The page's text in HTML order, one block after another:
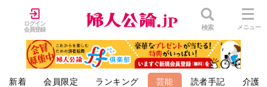
ログイン
会員登録
検索 メニュー
新着 会員限定 ランキング 芸能 読者手記 介護